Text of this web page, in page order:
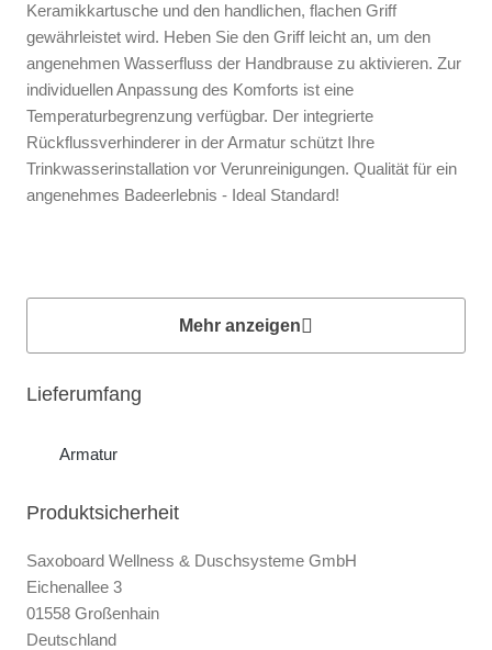
Keramikkartusche und den handlichen, flachen Griff
gewährleistet wird. Heben Sie den Griff leicht an, um den
angenehmen Wasserfluss der Handbrause zu aktivieren. Zur
individuellen Anpassung des Komforts ist eine
Temperaturbegrenzung verfügbar. Der integrierte
Rückflussverhinderer in der Armatur schützt Ihre
Trinkwasserinstallation vor Verunreinigungen. Qualität für ein
angenehmes Badeerlebnis - Ideal Standard!
Lieferumfang
Armatur
Produktsicherheit
Saxoboard Wellness & Duschsysteme GmbH
Eichenallee 3
01558 Großenhain
Deutschland
Mehr anzeigen